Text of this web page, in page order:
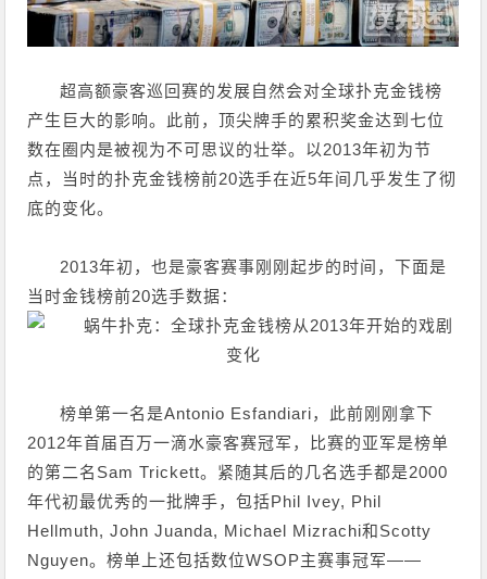
超高额豪客巡回赛的发展自然会对全球扑克金钱榜
产生巨大的影响。此前，顶尖牌手的累积奖金达到七位
数在圈内是被视为不可思议的壮举。以2013年初为节
点，当时的扑克金钱榜前20选手在近5年间几乎发生了彻
底的变化。
2013年初，也是豪客赛事刚刚起步的时间，下面是
当时金钱榜前20选手数据：
榜单第一名是Antonio Esfandiari，此前刚刚拿下
2012年首届百万一滴水豪客赛冠军，比赛的亚军是榜单
的第二名Sam Trickett。紧随其后的几名选手都是2000
年代初最优秀的一批牌手，包括Phil Ivey, Phil
Hellmuth, John Juanda, Michael Mizrachi和Scotty
Nguyen。榜单上还包括数位WSOP主赛事冠军——